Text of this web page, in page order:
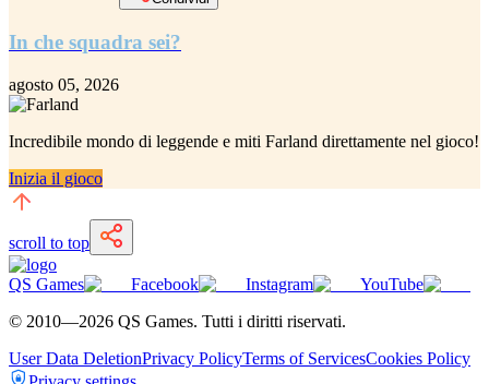
In che squadra sei?
agosto 05, 2026
Incredibile mondo di leggende e miti Farland direttamente nel gioco!
Inizia il gioco
scroll to top
QS Games Facebook Instagram
YouTube
© 2010—2026 QS Games. Tutti i diritti riservati.
User Data DeletionPrivacy PolicyTerms of ServicesCookies Policy